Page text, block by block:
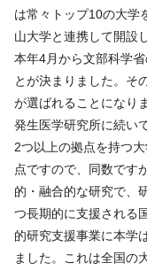
は常々トップ10の大学
山大学と連携して開設
本年4月から文部科学
とが決まりました。そ
が選ばれることになり
発生医学研究所に続い
2つ以上の拠点を持つ
点ですので、同数です
的・融合的な研究で、
つ長期的に支援される
的研究支援事業に本学
ました。これは全国の